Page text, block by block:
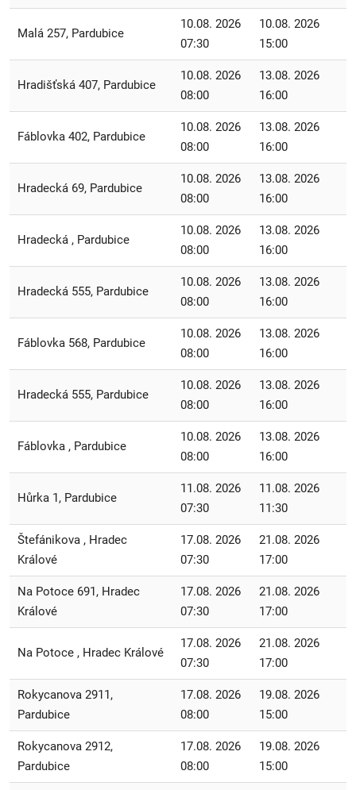
Malá 257, Pardubice
10.08. 2026
07:30
10.08. 2026
15:00
Hradišťská 407, Pardubice
10.08. 2026
08:00
13.08. 2026
16:00
Fáblovka 402, Pardubice
10.08. 2026
08:00
13.08. 2026
16:00
Hradecká 69, Pardubice
10.08. 2026
08:00
13.08. 2026
16:00
Hradecká , Pardubice
10.08. 2026
08:00
13.08. 2026
16:00
Hradecká 555, Pardubice
10.08. 2026
08:00
13.08. 2026
16:00
Fáblovka 568, Pardubice
10.08. 2026
08:00
13.08. 2026
16:00
Hradecká 555, Pardubice
10.08. 2026
08:00
13.08. 2026
16:00
Fáblovka , Pardubice
10.08. 2026
08:00
13.08. 2026
16:00
Hůrka 1, Pardubice
11.08. 2026
07:30
11.08. 2026
11:30
Štefánikova , Hradec
Králové
17.08. 2026
07:30
21.08. 2026
17:00
Na Potoce 691, Hradec
Králové
17.08. 2026
07:30
21.08. 2026
17:00
Na Potoce , Hradec Králové
17.08. 2026
07:30
21.08. 2026
17:00
Rokycanova 2911,
Pardubice
17.08. 2026
08:00
19.08. 2026
15:00
Rokycanova 2912,
Pardubice
17.08. 2026
08:00
19.08. 2026
15:00